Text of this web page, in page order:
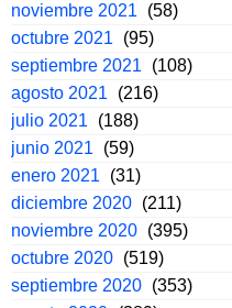
noviembre 2021
(58)
octubre 2021
(95)
septiembre 2021
(108)
agosto 2021
(216)
julio 2021
(188)
junio 2021
(59)
enero 2021
(31)
diciembre 2020 (211)
noviembre 2020 (395)
octubre 2020 (519)
septiembre 2020 (353)